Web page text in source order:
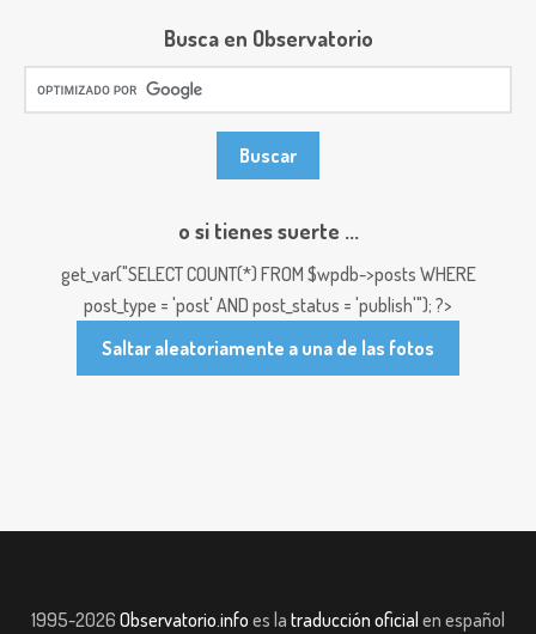
Busca en Observatorio
o si tienes suerte ...
get_var("SELECT COUNT(*) FROM $wpdb->posts WHERE
post_type = 'post' AND post_status = 'publish'"); ?>
Saltar aleatoriamente a una de las fotos
1995-2026 Observatorio.info es la traducción oficial en español